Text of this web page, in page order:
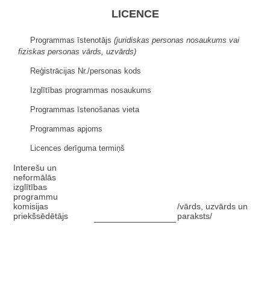
LICENCE
Programmas īstenotājs (juridiskas personas nosaukums vai
fiziskas personas vārds, uzvārds)
Reģistrācijas Nr./personas kods
Izglītības programmas nosaukums
Programmas īstenošanas vieta
Programmas apjoms
Licences derīguma termiņš
Interešu un
neformālās
izglītības
programmu
komisijas
priekšsēdētājs
/vārds, uzvārds un
paraksts/